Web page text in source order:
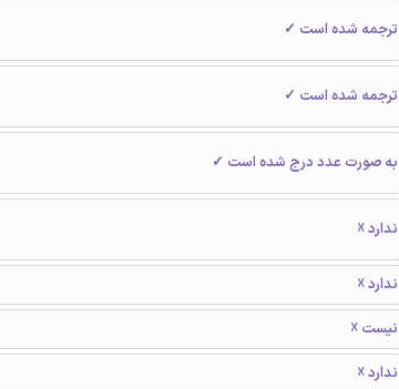
ترجمه شده است ✓
ترجمه شده است ✓
به صورت عدد درج شده است ✓
ندارد ☓
ندارد ☓
نیست ☓
ندارد ☓